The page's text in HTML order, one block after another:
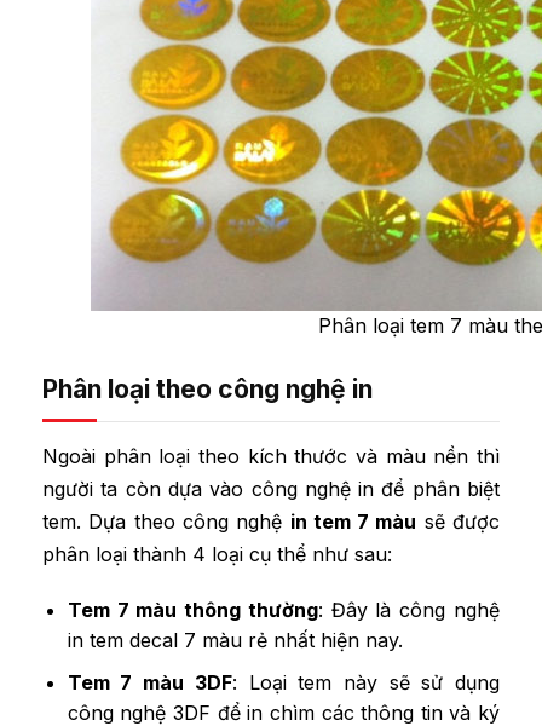
Phân loại tem 7 màu
Phân loại theo công nghệ in
Ngoài phân loại theo kích thước và màu nền thì
người ta còn dựa vào công nghệ in để phân biệt
tem. Dựa theo công nghệ in tem 7 màu sẽ được
phân loại thành 4 loại cụ thể như sau:
Tem 7 màu thông thường: Đây là công nghệ
in tem decal 7 màu rẻ nhất hiện nay.
Tem 7 màu 3DF: Loại tem này sẽ sử dụng
công nghệ 3DF để in chìm các thông tin và ký